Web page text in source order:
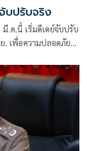
บปรับจริง
.ค.นี้ เริ่มดีเดย์จับปรับ
. เพื่อความปลอดภัย